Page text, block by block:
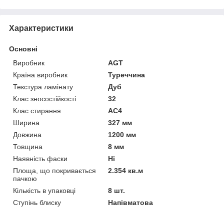
Характеристики
Основні
Виробник
AGT
Країна виробник
Туреччина
Текстура ламінату
Дуб
Клас зносостійкості
32
Клас стирання
АС4
Ширина
327 мм
Довжина
1200 мм
Товщина
8 мм
Наявність фаски
Ні
Площа, що покривається
пачкою
2.354 кв.м
Кількість в упаковці
8 шт.
Ступінь блиску
Напівматова